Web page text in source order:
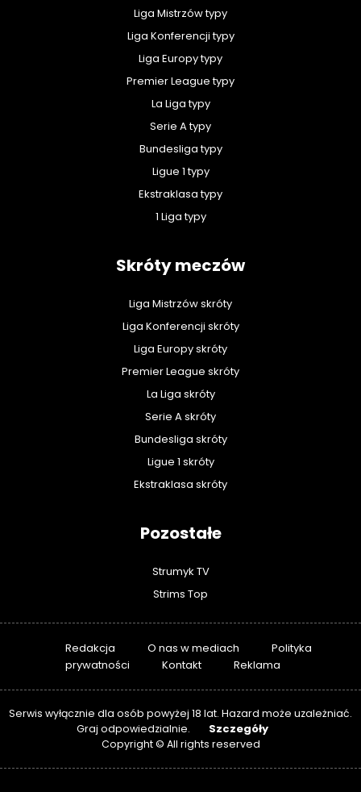
Liga Mistrzów typy
Liga Konferencji typy
Liga Europy typy
Premier League typy
La Liga typy
Serie A typy
Bundesliga typy
Ligue 1 typy
Ekstraklasa typy
1 Liga typy
Skróty meczów
Liga Mistrzów skróty
Liga Konferencji skróty
Liga Europy skróty
Premier League skróty
La Liga skróty
Serie A skróty
Bundesliga skróty
Ligue 1 skróty
Ekstraklasa skróty
Pozostałe
Strumyk TV
Strims Top
Redakcja O nas w mediach
Polityka
prywatności
Kontakt Reklama
Serwis wyłącznie dla osób powyżej 18 lat. Hazard może uzależniać.
Graj odpowiedzialnie.
Szczegóły
Copyright © All rights reserved